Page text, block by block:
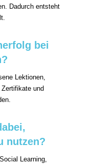
Dadurch entsteht
bei
Lektionen,
und
nutzen?
Learning,